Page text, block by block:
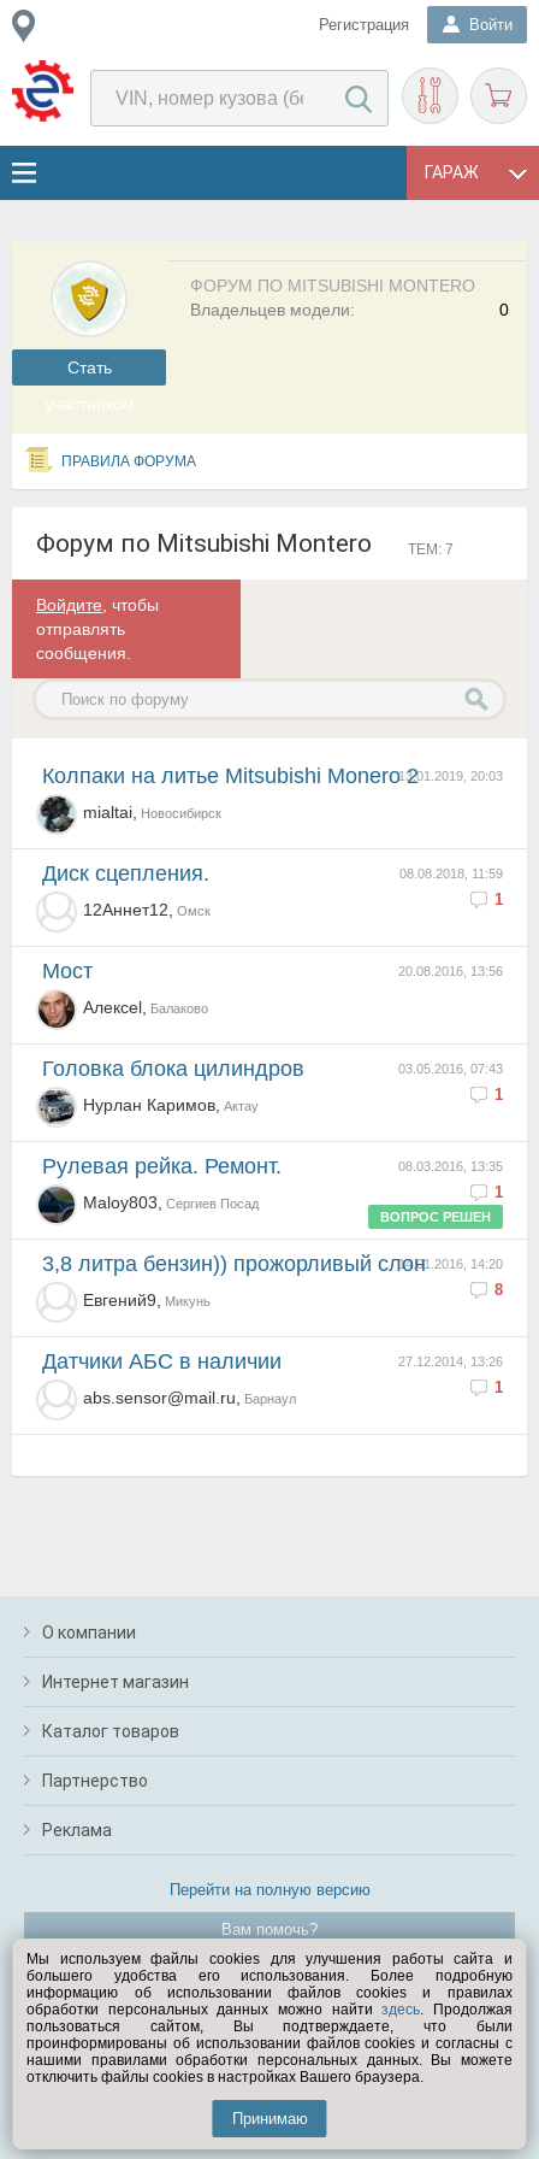
Регистрация Войти
ГАРАЖ
Cтать
участником
ФОРУМ ПО MITSUBISHI MONTERO
0
Владельцев модели:
ПРАВИЛА ФОРУМА
Форум по Mitsubishi Montero ТЕМ: 7
Войдите , чтобы
отправлять
сообщения.
13.01.2019, 20:03
Колпаки на литье Mitsubishi Monero 2
mialtai, Новосибирск
08.08.2018, 11:59
1
Диск сцепления.
12Аннет12, Омск
20.08.2016, 13:56
мост
Алексеl, Балаково
03.05.2016, 07:43
1
Головка блока цилиндров
Нурлан Каримов, Актау
08.03.2016, 13:35
1
Рулевая рейка. Ремонт.
Maloy803,
Сергиев Посад
ВОПРОС РЕШЕН
14.01.2016, 14:20
8
3,8 литра бензин)) прожорливый слон
Евгений9, Микунь
27.12.2014, 13:26
1
Датчики АБС в наличии
abs.sensor@mail.ru, Барнаул
О компании
Интернет магазин
Каталог товаров
Партнерство
Реклама
Перейти на полную версию
Вам помочь?
© Exist.ru 1998—2026
Мы используем файлы cookies для улучшения работы сайта и
большего удобства его использования. Более подробную
информацию об использовании файлов cookies и правилах
обработки персональных данных можно найтиздесь. Продолжая
пользоваться сайтом, Вы подтверждаете, что были
проинформированы об использовании файлов cookies и согласны с
нашими правилами обработки персональных данных. Вы можете
отключить файлы cookies в настройках Вашего браузера.
Принимаю